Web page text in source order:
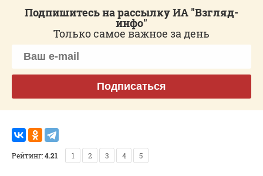
Подпишитесь на рассылку ИА "Взгляд-
инфо"
Только самое важное за день
Подписаться
Рейтинг:4.21 1 2 3 4 5